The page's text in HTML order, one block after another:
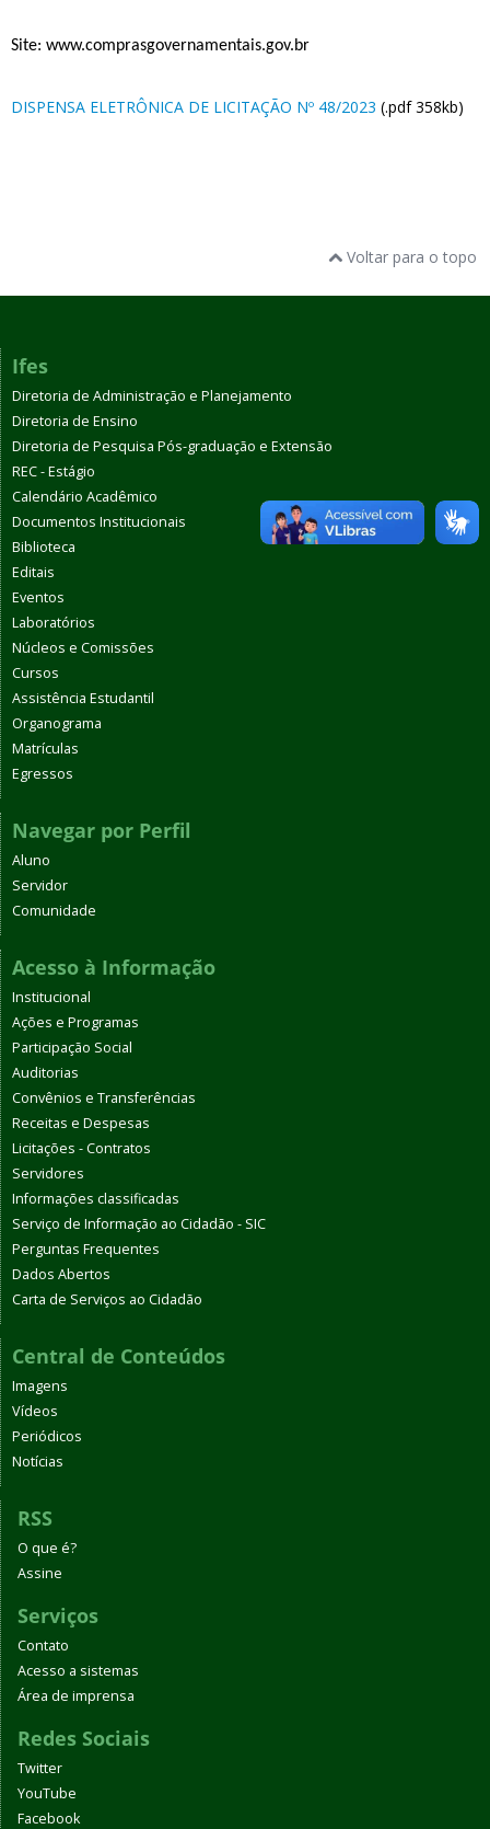
Site: www.comprasgovernamentais.gov.br
DISPENSA ELETRÔNICA DE LICITAÇÃO Nº 48/2023 (.pdf 358kb)
Voltar para o topo
Ifes
Diretoria de Administração e Planejamento
Diretoria de Ensino
Diretoria de Pesquisa Pós-graduação e Extensão
REC - Estágio
Calendário Acadêmico
Documentos Institucionais
Biblioteca
Editais
Eventos
Laboratórios
Núcleos e Comissões
Cursos
Assistência Estudantil
Organograma
Matrículas
Egressos
Navegar por Perfil
Aluno
Servidor
Comunidade
Acesso à Informação
Institucional
Ações e Programas
Participação Social
Auditorias
Convênios e Transferências
Receitas e Despesas
Licitações - Contratos
Servidores
Informações classificadas
Serviço de Informação ao Cidadão - SIC
Perguntas Frequentes
Dados Abertos
Carta de Serviços ao Cidadão
Central de Conteúdos
Imagens
Vídeos
Periódicos
Notícias
RSS
O que é?
Assine
Serviços
Contato
Acesso a sistemas
Área de imprensa
Redes Sociais
Twitter
YouTube
Facebook